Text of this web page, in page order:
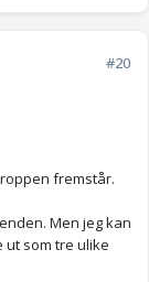
fra dere som
#20
fremstår.
Men jeg kan
ut som tre ulike